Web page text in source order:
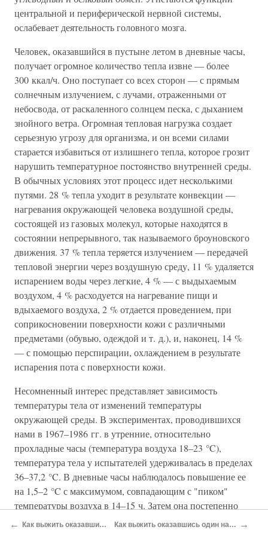
центральной и периферической нервной системы,
ослабевает деятельность головного мозга.
Человек, оказавшийся в пустыне летом в дневные часы,
получает огромное количество тепла извне — более
300 ккал/ч. Оно поступает со всех сторон — с прямым
солнечным излучением, с лучами, отраженными от
небосвода, от раскаленного солнцем песка, с дыханием
знойного ветра. Огромная тепловая нагрузка создает
серьезную угрозу для организма, и он всеми силами
старается избавиться от излишнего тепла, которое грозит
нарушить температурное постоянство внутренней среды.
В обычных условиях этот процесс идет несколькими
путями. 28 % тепла уходит в результате конвекции —
нагревания окружающей человека воздушной среды,
состоящей из газовых молекул, которые находятся в
состоянии непрерывного, так называемого броуновского
движения. 37 % тепла теряется излучением — передачей
тепловой энергии через воздушную среду, 11 % удаляется
испарением воды через легкие, 4 % — с выдыхаемым
воздухом, 4 % расходуется на нагревание пищи и
вдыхаемого воздуха, 2 % отдается проведением, при
соприкосновении поверхности кожи с различными
предметами (обувью, одеждой и т. д.), и, наконец, 14 %
— с помощью перспирации, охлаждением в результате
испарения пота с поверхности кожи.
Несомненный интерес представляет зависимость
температуры тела от изменений температуры
окружающей среды. В экспериментах, проводившихся
нами в 1967–1986 гг. в утренние, относительно
прохладные часы (температура воздуха 18–23 °C),
температура тела у испытателей удерживалась в пределах
36–37,2 °C. В дневные часы наблюдалось повышение ее
на 1,5–2 °C с максимумом, совпадающим с "пиком"
температуры воздуха в 14–15 ч. Затем она постепенно
начинала снижаться, возвращаясь к исходной утренней.
← Как выжить оказавшись один на один с тайгой Как выжить оказавшись один на один с тропическими джунглями →